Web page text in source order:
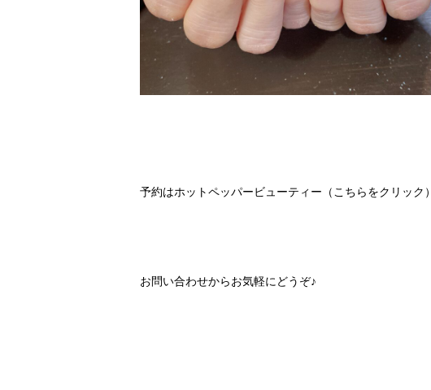
予約はホットペッパービューティー（こちらをクリック）
お問い合わせからお気軽にどうぞ♪